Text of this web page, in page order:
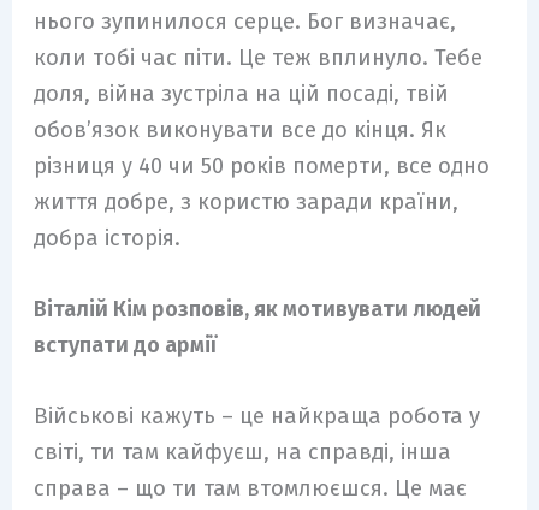
нього зупинилося серце. Бог визначає,
коли тобі час піти. Це теж вплинуло. Тебе
доля, війна зустріла на цій посаді, твій
обов’язок виконувати все до кінця. Як
різниця у 40 чи 50 років померти, все одно
життя добре, з користю заради країни,
добра історія.
Віталій Кім розповів, як мотивувати людей
вступати до армії
Військові кажуть – це найкраща робота у
світі, ти там кайфуєш, на справді, інша
справа – що ти там втомлюєшся. Це має